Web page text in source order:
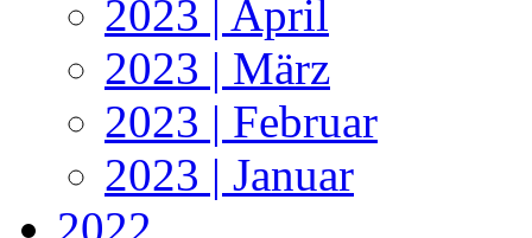
2023 | April
2023 | März
2023 | Februar
2023 | Januar